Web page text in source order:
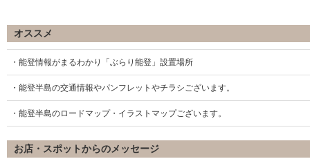
オススメ
・能登情報がまるわかり「ぶらり能登」設置場所
・能登半島の交通情報やパンフレットやチラシございます。
・能登半島のロードマップ・イラストマップございます。
お店・スポットからのメッセージ